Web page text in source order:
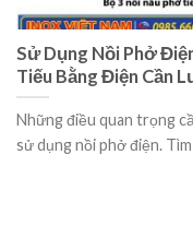
Sử Dụng Nồi Phở
Tiếu Bằng Điện Cần
Những điều quan trọng
sử dụng nồi phở điện. Tìm